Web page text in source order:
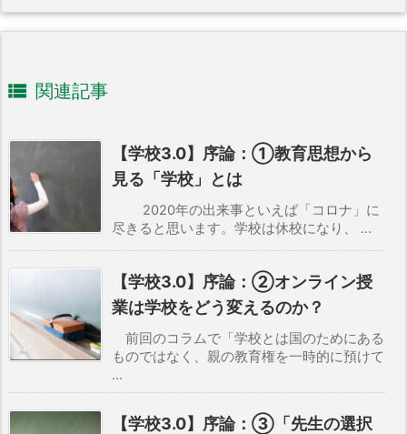
 関連記事
【学校3.0】序論：①教育思想から
見る「学校」とは
2020年の出来事といえば「コロナ」に
尽きると思います。学校は休校になり、 ...
【学校3.0】序論：②オンライン授
業は学校をどう変えるのか？
前回のコラムで「学校とは国のためにある
ものではなく、親の教育権を一時的に預けて
...
【学校3.0】序論：③「先生の選択